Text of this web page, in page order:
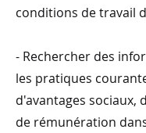
conditions de travail
- Rechercher des
les pratiques
d'avantages sociaux,
de rémunération